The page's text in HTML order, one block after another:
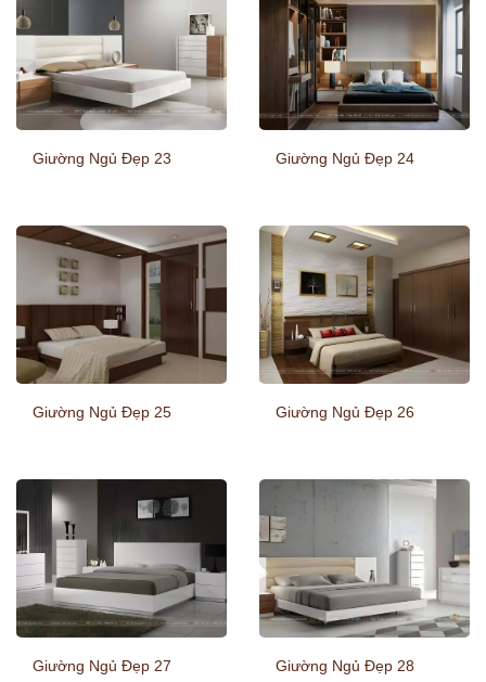
Giường Ngủ Đẹp 23 Giường Ngủ Đẹp 24
Giường Ngủ Đẹp 25 Giường Ngủ Đẹp 26
Giường Ngủ Đẹp 27 Giường Ngủ Đẹp 28